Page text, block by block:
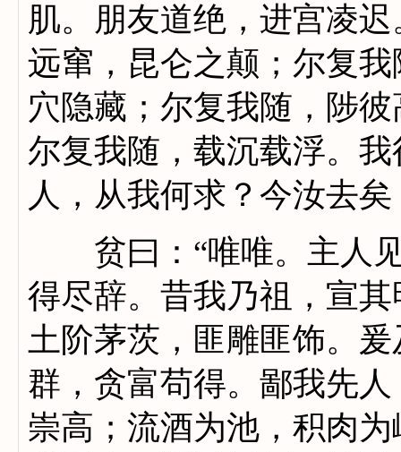
肌。朋友道绝，进宫凌
远窜，昆仑之颠；尔复
穴隐藏；尔复我随，陟
尔复我随，载沉载浮。
人，从我何求？今汝去
贫曰：“唯唯。主人见
得尽辞。昔我乃祖，宣
土阶茅茨，匪雕匪饰。
群，贪富苟得。鄙我先
崇高；流酒为池，积肉